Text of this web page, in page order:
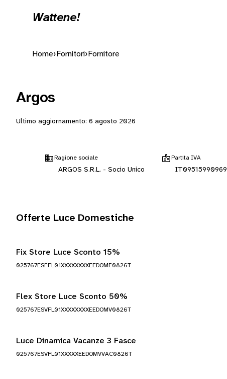
Wattene!
Home› Fornitori› Fornitore
Argos
Ultimo aggiornamento: 6 agosto 2026
Ragione sociale
ARGOS S.R.L. - Socio Unico
Partita IVA
IT09515990969
Offerte Luce Domestiche
Fix Store Luce Sconto 15%
025767ESFFL01XXXXXXXXEEDOMF0826T
Flex Store Luce Sconto 50%
025767ESVFL01XXXXXXXXEEDOMV0826T
Luce Dinamica Vacanze 3 Fasce
025767ESVFL01XXXXXEEDOMVVAC0826T